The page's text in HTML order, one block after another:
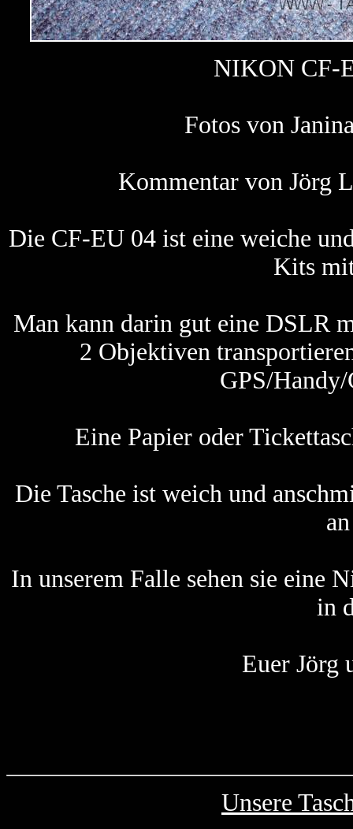
NIKON CF-
Fotos von
Kommentar von Jörg
Die CF-EU 04 ist eine weiche
Kits
Man kann darin gut eine DSLR
2 Objektiven
GPS/
Eine Papier oder
Die Tasche ist weich und
In unserem Falle sehen sie eine
in
Euer Jörg
Unsere